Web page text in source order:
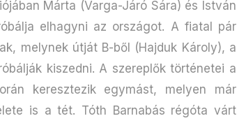
Márta (Varga-Járó Sára) és István
elhagyni az országot. A fiatal pár
melynek útját B-ből (Hajduk Károly), a
kiszedni. A szereplők történetei a
keresztezik egymást, melyen már
is a tét. Tóth Barnabás régóta várt